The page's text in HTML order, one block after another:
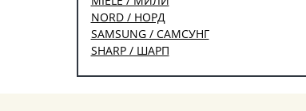
NORD / НОРД
SAMSUNG / САМСУНГ
SHARP / ШАРП